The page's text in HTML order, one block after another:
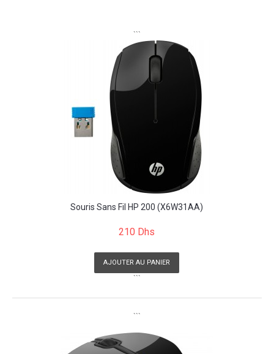
```
Souris Sans Fil HP 200 (X6W31AA)
210 Dhs
AJOUTER AU PANIER
```
```